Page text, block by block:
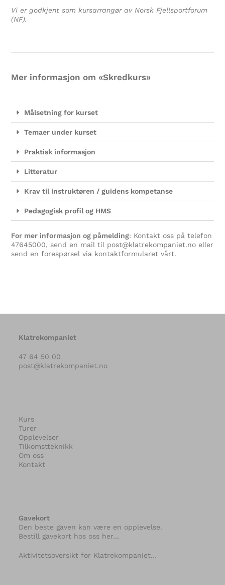
Vi er godkjent som kursarrangør av Norsk Fjellsportforum
(NF).
Mer informasjon om «Skredkurs»
Målsetning for kurset
Temaer under kurset
Praktisk informasjon
Litteratur
Krav til instruktøren / guidens kompetanse
Pedagogisk profil og HMS
For mer informasjon og påmelding: Kontakt oss på telefon
47645000, send en mail til post@klatrekompaniet.no eller
send enforespørsel via kontaktformularet vårt.
Klatrekompaniet
47 64 50 00
post@klatrekompaniet.no
Kurs
Turer
Opplevelser
Tilkomstteknikk
Om oss
Kontakt
Gavekort
Den beste gaven kan være en opplevelse.
Bestill gavekort hos oss her…
Aktivitetsoversikt for Klatrekompaniet…